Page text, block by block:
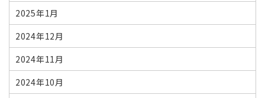
2025年1月
2024年12月
2024年11月
2024年10月